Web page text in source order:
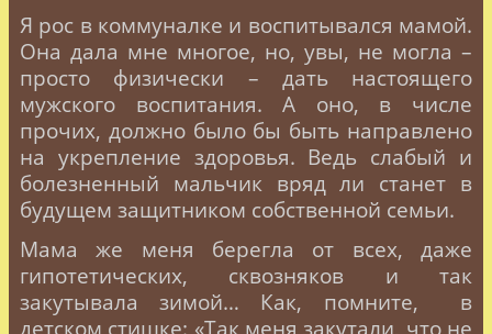
Я рос в коммуналке и воспитывался мамой.
Она дала мне многое, но, увы, не могла –
просто физически – дать настоящего
мужского воспитания. А оно, в числе
прочих, должно было бы быть направлено
на укрепление здоровья. Ведь слабый и
болезненный мальчик вряд ли станет в
будущем защитником собственной семьи.
Мама же меня берегла от всех, даже
гипотетических, сквозняков и так
закутывала зимой… Как, помните,
в
детском стишке: «Так меня закутали, что не